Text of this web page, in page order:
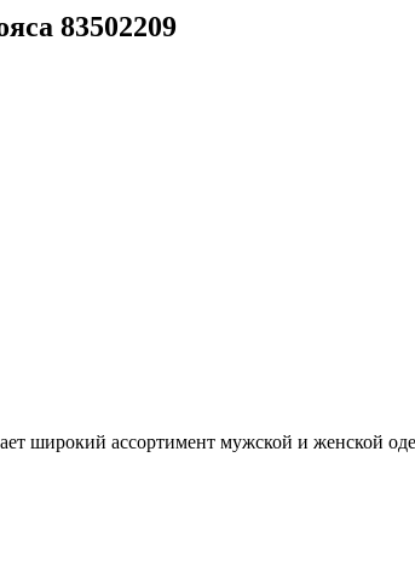
83502209
широкий ассортимент мужской и женской